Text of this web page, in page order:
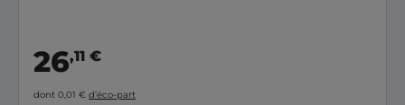
26,11 €
dont 0,01 € d’éco-part